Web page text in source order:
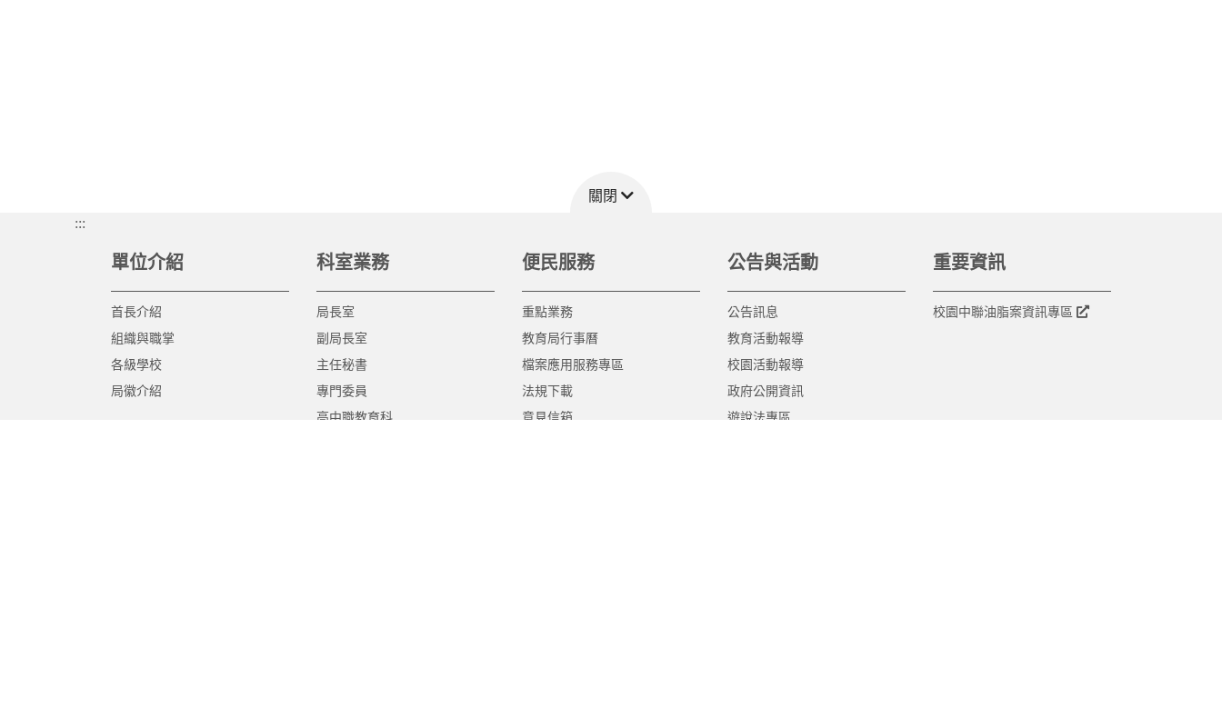
關閉
:::
單位介紹
首長介紹
組織與職掌
各級學校
局徽介紹
科室業務
局長室
副局長室
主任秘書
專門委員
高中職教育科
便民服務
重點業務
教育局行事曆
檔案應用服務專區
法規下載
意見信箱
公告與活動
公告訊息
教育活動報導
校園活動報導
政府公開資訊
遊說法專區
重要資訊
校園中聯油脂案資訊專區